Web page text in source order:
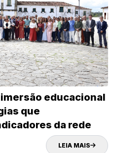
educacional
que
da rede
LEIA MAIS